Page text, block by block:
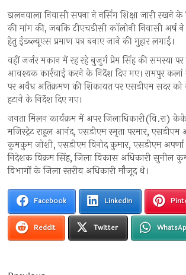
डालनवाला निवासी सपना ने नर्सिंग शिक्षा जारी रखने
की मांग की, जबकि टीएचडीसी कॉलोनी निवासी अर्ष
हेतु ईडब्ल्यूएस प्रमाण पत्र बनाए जाने की गुहार लगाई।
वहीं जर्जर मकान में रह रहे बुजुर्ग प्रेम सिंह की समस्या
आवश्यक कार्रवाई करने के निर्देश दिए गए। रामपुर
पर अवैध अतिक्रमण की शिकायत पर एसडीएम सदर
हटाने के निर्देश दिए गए।
जनता मिलन कार्यक्रम में अपर जिलाधिकारी(वि.रा)
मजिस्ट्रेट राहुल आनंद, एसडीएम स्मृता परमार, एसडीएम
कुमकुम जोशी, एसडीएम विनोद कुमार, एसडीएम अपर्णा
निदेशक विक्रम सिंह, जिला विकास अधिकारी सुनील
विभागों के जिला स्तरीय अधिकारी मौजूद थे।
Facebook LinkedIn
Reddit Twitter